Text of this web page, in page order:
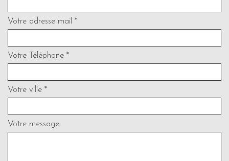
Votre adresse mail *
Votre Téléphone *
Votre ville *
Votre message